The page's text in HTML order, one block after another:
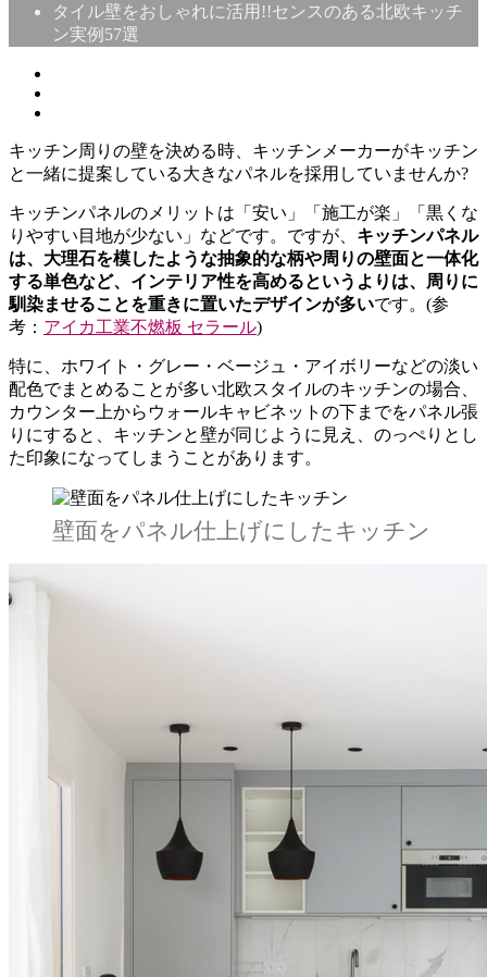
タイル壁をおしゃれに活用!!センスのある北欧キッチ
ン実例57選
キッチン周りの壁を決める時、キッチンメーカーがキッチン
と一緒に提案している大きなパネルを採用していませんか?
キッチンパネルのメリットは「安い」「施工が楽」「黒くな
りやすい目地が少ない」などです。ですが、 キッチンパネル
は、大理石を模したような抽象的な柄や周りの壁面と一体化
する単色など、インテリア性を高めるというよりは、周りに
馴染ませることを重きに置いたデザインが多いです。(参
考： アイカ工業不燃板 セラール)
特に、ホワイト・グレー・ベージュ・アイボリーなどの淡い
配色でまとめることが多い北欧スタイルのキッチンの場合、
カウンター上からウォールキャビネットの下までをパネル張
りにすると、キッチンと壁が同じように見え、のっぺりとし
た印象になってしまうことがあります。
壁面をパネル仕上げにしたキッチン